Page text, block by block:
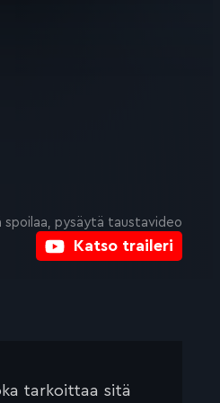
Katso traileri
spoilaa, pysäytä taustavideo
tarkoittaa sitä